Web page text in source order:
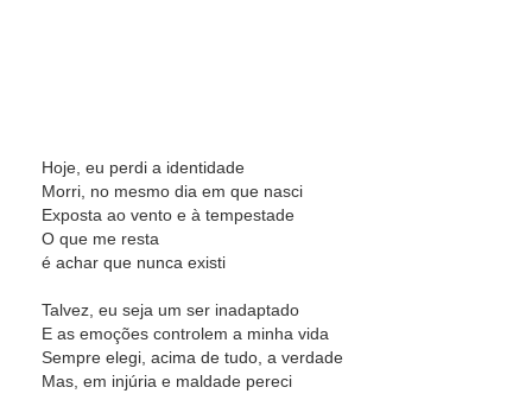
Hoje, eu perdi a identidade
Morri, no mesmo dia em que nasci
Exposta ao vento e à tempestade
O que me resta
é achar que nunca existi
Talvez, eu seja um ser inadaptado
E as emoções controlem a minha vida
Sempre elegi, acima de tudo, a verdade
Mas, em injúria e maldade pereci